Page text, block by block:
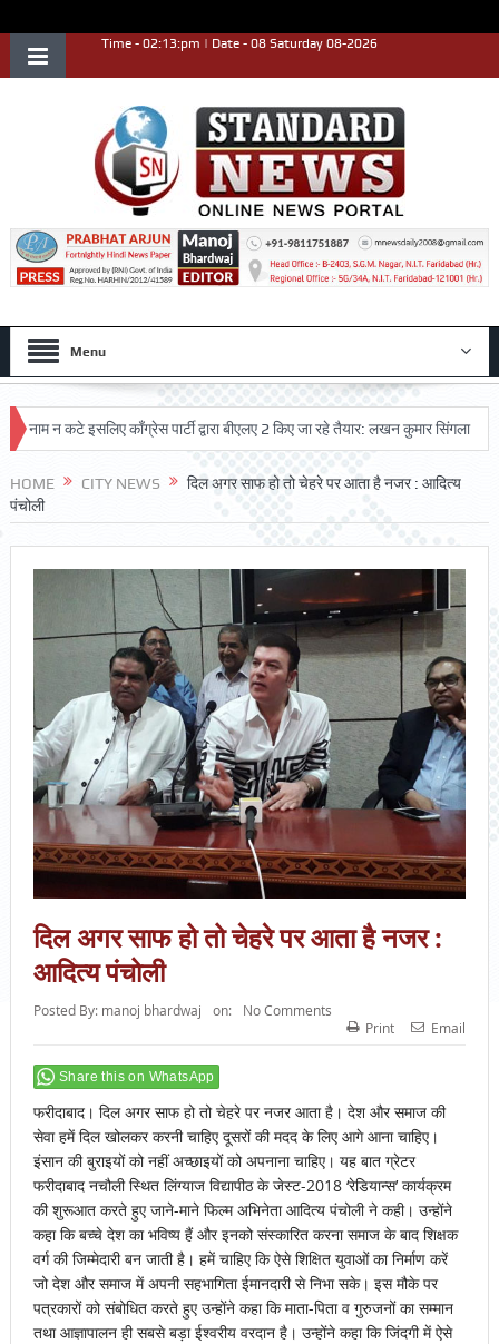
Time - 02:13:pm | Date - 08 Saturday 08-2026
Menu
न कटे इसलिए काँग्रेस पार्टी द्वारा बीएलए 2 किए जा रहे तैयार: लखन कुमार सिंगला
HOME CITY NEWS
दिल अगर साफ हो तो चेहरे पर आता है नजर : आदित्य
पंचोली
दिल अगर साफ हो तो चेहरे पर आता है नजर :
आदित्य पंचोली
Posted By: manoj bhardwaj on:
No Comments
Print
Email
Share this on WhatsApp
फरीदाबाद। दिल अगर साफ हो तो चेहरे पर नजर आता है। देश और समाज की
सेवा हमें दिल खोलकर करनी चाहिए दूसरों की मदद के लिए आगे आना चाहिए।
इंसान की बुराइयों को नहीं अच्छाइयों को अपनाना चाहिए। यह बात ग्रेटर
फरीदाबाद नचौली स्थित लिंग्याज विद्यापीठ के जेस्ट-2018 ‘रेडियान्स’ कार्यक्रम
की शुरूआत करते हुए जाने-माने फिल्म अभिनेता आदित्य पंचोली ने कही। उन्होंने
कहा कि बच्चे देश का भविष्य हैं और इनको संस्कारित करना समाज के बाद शिक्षक
वर्ग की जिम्मेदारी बन जाती है। हमें चाहिए कि ऐसे शिक्षित युवाओं का निर्माण करें
जो देश और समाज में अपनी सहभागिता ईमानदारी से निभा सके। इस मौके पर
पत्रकारों को संबोधित करते हुए उन्होंने कहा कि माता-पिता व गुरुजनों का सम्मान
तथा आज्ञापालन ही सबसे बड़ा ईश्वरीय वरदान है। उन्होंने कहा कि जिंदगी में ऐसे